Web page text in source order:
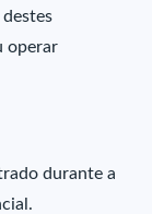
operar
durante a